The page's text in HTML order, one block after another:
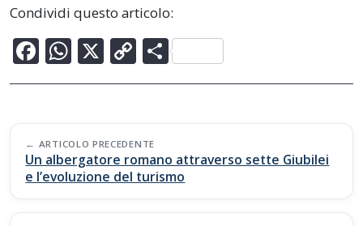
Condividi questo articolo:
F
ac
b
o
o
k
W
h
s
A
p
p
X C
o
y
Li
n
k
C
o
di
vi
di
Post
navigation
ARTICOLO PRECEDENTE
Un albergatore romano attraverso sette Giubilei
e l’evoluzione del turismo